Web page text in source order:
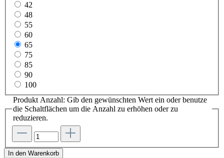
42
48
55
60
65
75
85
90
100
Produkt Anzahl: Gib den gewünschten Wert ein oder benutze
die Schaltflächen um die Anzahl zu erhöhen oder zu
reduzieren.
In den Warenkorb